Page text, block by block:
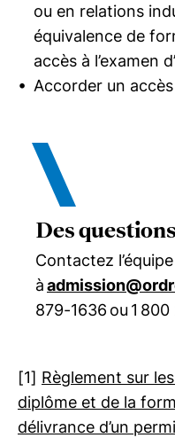
ou en relations
équivalence de
accès à l’examen
Accorder un
Des
Contactez
à
879-1636 ou 1
[1] Règlement sur
diplôme et de la
délivrance d’un